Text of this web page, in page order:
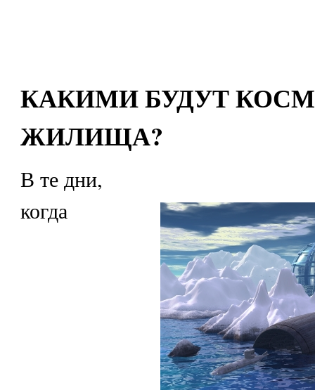
КАКИМИ БУДУТ
ЖИЛИЩА?
В те дни,
когда